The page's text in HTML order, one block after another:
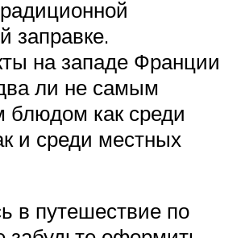
заправке.
на западе Франции
ли не самым
блюдом как среди
и среди местных
в путешествие по